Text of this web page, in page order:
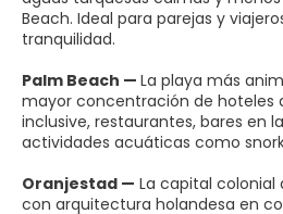
Beach. Ideal para parejas y
tranquilidad.
Palm Beach — La playa más
mayor concentración de hoteles
inclusive, restaurantes, bares en
actividades acuáticas como
Oranjestad — La capital colonial
con arquitectura holandesa en